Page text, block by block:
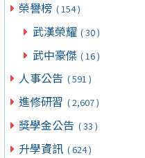
榮譽榜 ( 154 )
武漢榮耀 ( 30 )
武中豪傑 ( 16 )
人事公告 ( 591 )
進修研習 ( 2,607 )
獎學金公告 ( 33 )
升學資訊 ( 624 )